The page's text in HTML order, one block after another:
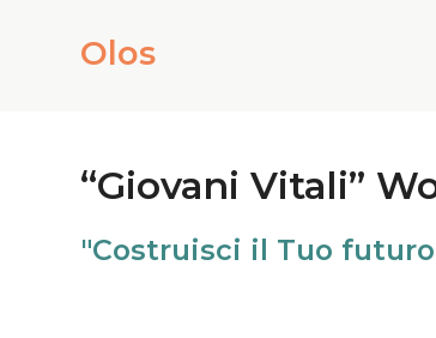
Olos
“Giovani Vitali”
"Costruisci
"Costruisci il Tuo